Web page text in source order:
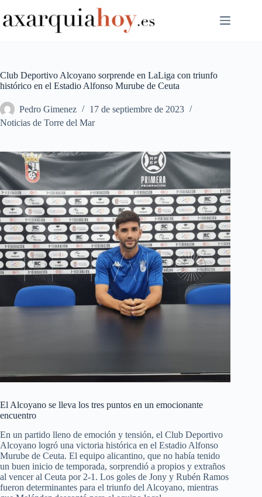
al
contenido
Club Deportivo Alcoyano sorprende en LaLiga con triunfo
histórico en el Estadio Alfonso Murube de Ceuta
Pedro Gimenez
17 de septiembre de 2023
Noticias de Torre del Mar
El Alcoyano se lleva los tres puntos en un emocionante
encuentro
En un partido lleno de emoción y tensión, el Club Deportivo
Alcoyano logró una victoria histórica en el Estadio Alfonso
Murube de Ceuta. El equipo alicantino, que no había tenido
un buen inicio de temporada, sorprendió a propios y extraños
al vencer al Ceuta por 2-1. Los goles de Jony y Rubén Ramos
fueron determinantes para el triunfo del Alcoyano, mientras